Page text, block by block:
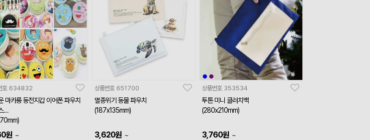
호 634832
마카롱 동전지갑 이어폰 파우치
원 ~
상품번호 651700
멸종위기 동물 파우치
(187x135mm)
3,620원 ~
상품번호 353534
투톤 미니 클러치백
(280x210mm)
3,760원 ~